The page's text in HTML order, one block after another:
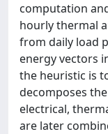
computation
hourly thermal
from daily load
energy vectors
the heuristic is
decomposes
electrical,
are later